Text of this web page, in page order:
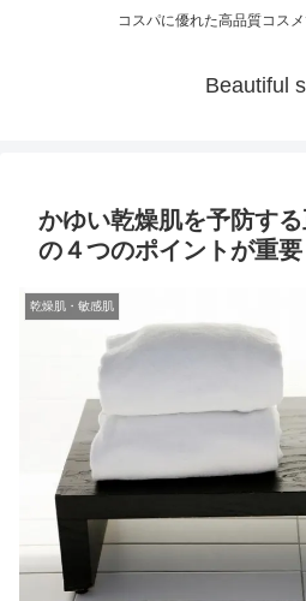
コスパに優れた高品質コス
Beautiful
かゆい乾燥肌を予防す
の４つのポイントが重要
乾燥肌・敏感肌